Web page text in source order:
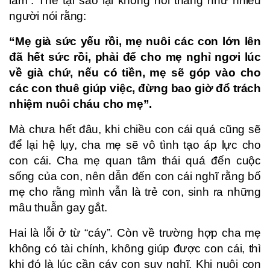
người nói rằng:
“Mẹ già sức yếu rồi, mẹ nuôi các con lớn lên
đã hết sức rồi, phải để cho mẹ nghỉ ngơi lúc
về già chứ, nếu có tiền, mẹ sẽ góp vào cho
các con thuê giúp việc, đừng bao giờ đổ trách
nhiệm nuôi cháu cho mẹ”.
Mà chưa hết đâu, khi chiều con cái quá cũng sẽ
để lại hệ lụy, cha mẹ sẽ vô tình tạo áp lực cho
con cái. Cha mẹ quan tâm thái quá đến cuộc
sống của con, nên dẫn đến con cái nghĩ rằng bố
mẹ cho rằng mình vẫn là trẻ con, sinh ra những
mâu thuẫn gay gắt.
Hai là lỗi ở từ “cáy”. Còn về trường hợp cha mẹ
không có tài chính, không giúp được con cái, thì
khi đó là lúc cần cáy con suy nghĩ. Khi nuôi con